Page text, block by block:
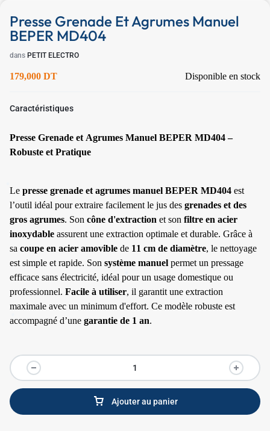
Presse Grenade Et Agrumes Manuel
BEPER MD404
dans PETIT ELECTRO
179,000 DT Disponible en stock
Caractéristiques
Presse Grenade et Agrumes Manuel BEPER MD404 –
Robuste et Pratique
Le presse grenade et agrumes manuel BEPER MD404 est
l’outil idéal pour extraire facilement le jus des grenades et des
gros agrumes. Son cône d'extraction et son filtre en acier
inoxydable assurent une extraction optimale et durable. Grâce à
sa coupe en acier amovible de 11 cm de diamètre, le nettoyage
est simple et rapide. Son système manuel permet un pressage
efficace sans électricité, idéal pour un usage domestique ou
professionnel. Facile à utiliser, il garantit une extraction
maximale avec un minimum d'effort. Ce modèle robuste est
accompagné d’une garantie de 1 an.
Ajouter au panier
✱
✱
✱